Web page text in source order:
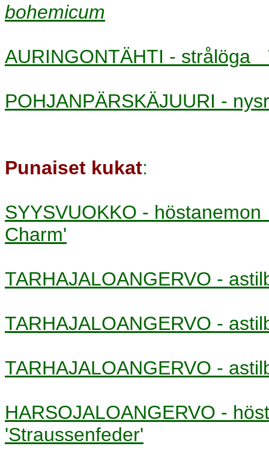
bohemicum
AURINGONTÄHTI - strålöga
POHJANPÄRSKÄJUURI -
Punaiset kukat:
SYYSVUOKKO -
Charm'
TARHAJALOANGERVO -
TARHAJALOANGERVO -
TARHAJALOANGERVO -
HARSOJALOANGERVO -
'Straussenfeder'